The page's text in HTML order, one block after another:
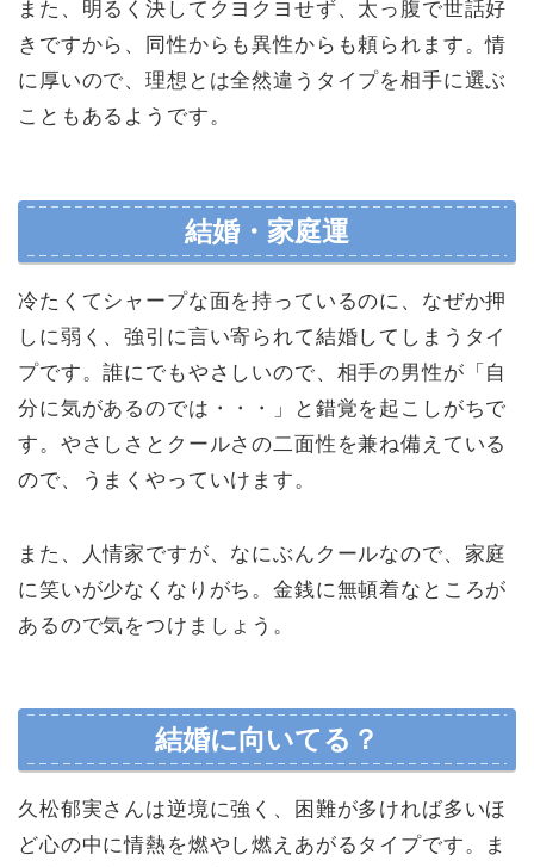
また、明るく決してクヨクヨせず、太っ腹で世話好
きですから、同性からも異性からも頼られます。情
に厚いので、理想とは全然違うタイプを相手に選ぶ
こともあるようです。
結婚・家庭運
冷たくてシャープな面を持っているのに、なぜか押
しに弱く、強引に言い寄られて結婚してしまうタイ
プです。誰にでもやさしいので、相手の男性が「自
分に気があるのでは・・・」と錯覚を起こしがちで
す。やさしさとクールさの二面性を兼ね備えている
ので、うまくやっていけます。
また、人情家ですが、なにぶんクールなので、家庭
に笑いが少なくなりがち。金銭に無頓着なところが
あるので気をつけましょう。
結婚に向いてる？
久松郁実さんは逆境に強く、困難が多ければ多いほ
ど心の中に情熱を燃やし燃えあがるタイプです。ま